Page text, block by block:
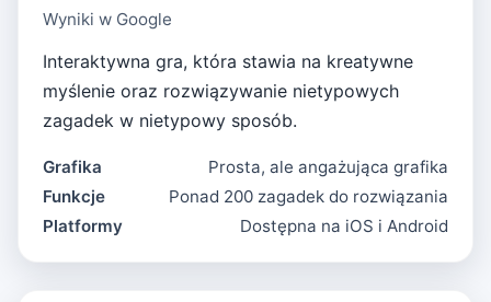
Wyniki w Google
Interaktywna gra, która stawia na kreatywne
myślenie oraz rozwiązywanie nietypowych
zagadek w nietypowy sposób.
Grafika
Prosta, ale angażująca grafika
Funkcje
Ponad 200 zagadek do rozwiązania
Platformy
Dostępna na iOS i Android